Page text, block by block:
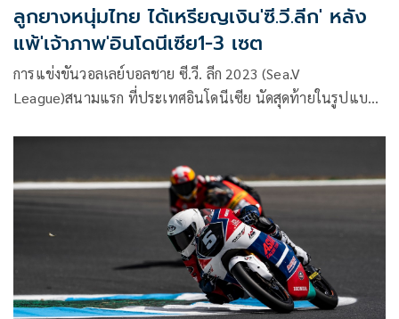
ลูกยางหนุ่มไทย ได้เหรียญเงิน'ซี.วี.ลีก' หลัง
แพ้'เจ้าภาพ'อินโดนีเซีย1-3 เซต
การแข่งขันวอลเลย์บอลชาย ซี.วี. ลีก 2023 (Sea.V
League)สนามแรก ที่ประเทศอินโดนีเซีย นัดสุดท้ายในรูปแบบ
แชมป์ AVC Challenge Cup ล่าสุด